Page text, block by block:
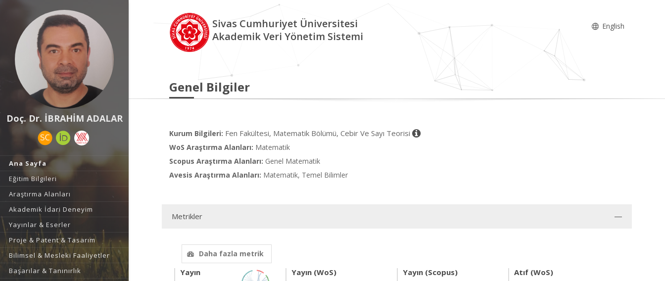
Doç. Dr. İBRAHİM ADALAR
Ana Sayfa
Eğitim Bilgileri
Araştırma Alanları
Akademik İdari Deneyim
Yayınlar & Eserler
Proje & Patent & Tasarım
Bilimsel & Mesleki Faaliyetler
Başarılar & Tanınırlık
Sivas Cumhuriyet Üniversitesi
Akademik Veri Yönetim Sistemi
English
Genel Bilgiler
Kurum Bilgileri: Fen Fakültesi, Matematik Bölümü, Cebir Ve Sayı Teorisi
WoS Araştırma Alanları: Matematik
Scopus Araştırma Alanları: Genel Matematik
Avesis Araştırma Alanları: Matematik, Temel Bilimler
Metrikler
Daha fazla metrik
Yayın Yayın (WoS) Yayın (Scopus) Atıf (WoS)